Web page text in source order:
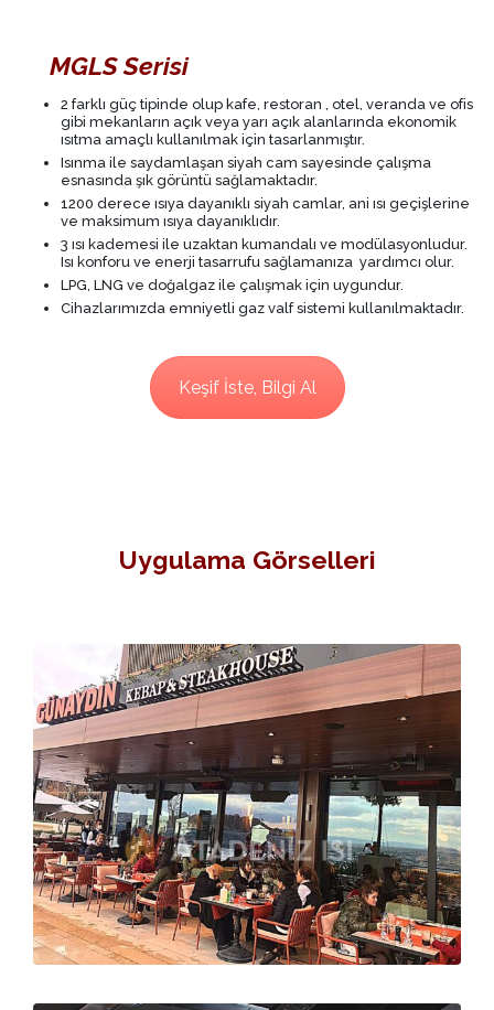
MGLS Serisi
2 farklı güç tipinde olup kafe, restoran , otel, veranda ve ofis
gibi mekanların açık veya yarı açık alanlarında ekonomik
ısıtma amaçlı kullanılmak için tasarlanmıştır.
Isınma ile saydamlaşan siyah cam sayesinde çalışma
esnasında şık görüntü sağlamaktadır.
1200 derece ısıya dayanıklı siyah camlar, ani ısı geçişlerine
ve maksimum ısıya dayanıklıdır.
3 ısı kademesi ile uzaktan kumandalı ve modülasyonludur.
Isı konforu ve enerji tasarrufu sağlamanıza yardımcı olur.
LPG, LNG ve doğalgaz ile çalışmak için uygundur.
Cihazlarımızda emniyetli gaz valf sistemi kullanılmaktadır.
Keşif İste, Bilgi Al
Uygulama Görselleri